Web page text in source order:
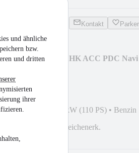
und ähnliche
bzw.
und dritten
ihrer
Kontakt
VII 1.0 TSI AHK ACC PDC Navi
•115.048 km 81 kW (110 PS) • Benzin
Verkehrszeichenerk.